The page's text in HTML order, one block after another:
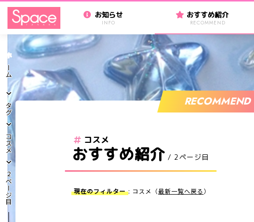
お知らせ
INFO
おすすめ紹介
RECOMMEND
ホーム
タグ
コスメ
2ページ目
RECOMMEND
コスメ
おすすめ紹介 / 2ページ目
現在のフィルター : コスメ（最新一覧へ戻る ）